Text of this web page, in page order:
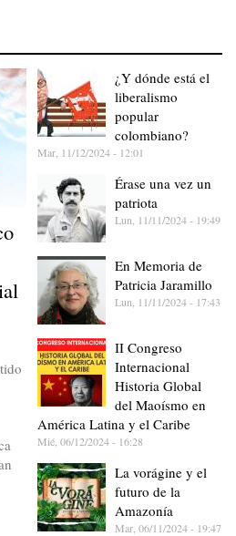
¿Y dónde está el
liberalismo
popular
colombiano?
Mar, 11/12/2024 - 12:01
Érase una vez un
patriota
Lun, 11/11/2024 - 19:49
En Memoria de
Patricia Jaramillo
Lun, 11/11/2024 - 17:43
II Congreso
Internacional
Historia Global
del Maoísmo en
América Latina y el Caribe
Mié, 06/12/2024 - 16:28
La vorágine y el
futuro de la
Amazonía
Mar, 06/11/2024 - 19:47